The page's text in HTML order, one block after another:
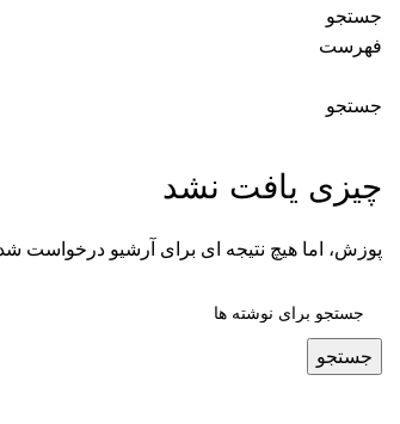
جستجو
فهرست
جستجو
چیزی یافت نشد
پوزش، اما هیچ نتیجه ای برای آرشیو درخواست
جستجو